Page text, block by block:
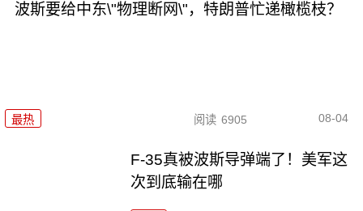
波斯要给中东\"物理断网\"，特朗普忙递橄榄枝？
最热 阅读 6905 08-04
F-35真被波斯导弹端了！美军这
次到底输在哪